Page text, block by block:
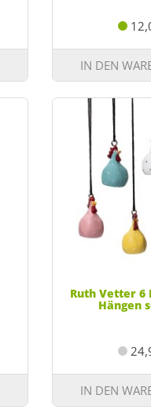
IN DEN
Ruth Vetter 6
Hängen
IN DEN